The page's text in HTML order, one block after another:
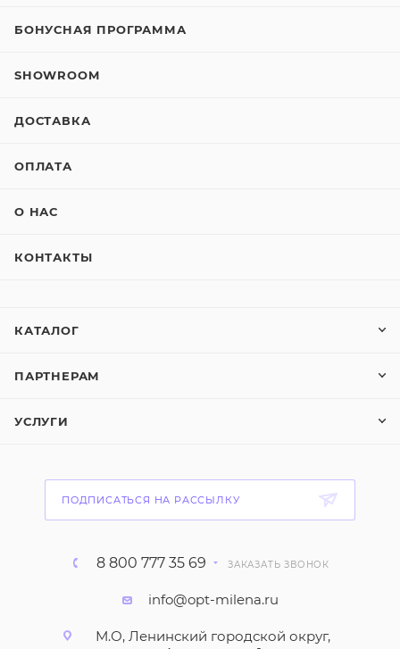
БОНУСНАЯ ПРОГРАММА
SHOWROOM
ДОСТАВКА
ОПЛАТА
О НАС
КОНТАКТЫ
КАТАЛОГ
ПАРТНЕРАМ
УСЛУГИ
ПОДПИСАТЬСЯ НА РАССЫЛКУ
8 800 777 35 69 ЗАКАЗАТЬ ЗВОНОК
info@opt-milena.ru
М.О, Ленинский городской округ,